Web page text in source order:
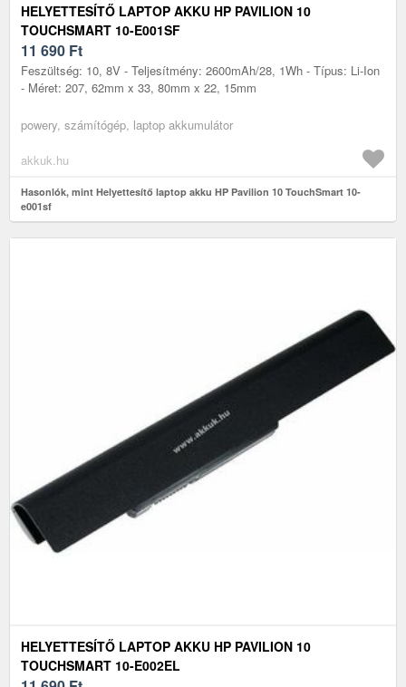
HELYETTESÍTŐ LAPTOP AKKU HP PAVILION 10
TOUCHSMART 10-E001SF
11 690 Ft
Feszültség: 10, 8V - Teljesítmény: 2600mAh/28, 1Wh - Típus: Li-Ion
- Méret: 207, 62mm x 33, 80mm x 22, 15mm
powery, számítógép, laptop akkumulátor
akkuk.hu
Hasonlók, mint Helyettesítő laptop akku HP Pavilion 10 TouchSmart 10-
e001sf
HELYETTESÍTŐ LAPTOP AKKU HP PAVILION 10
TOUCHSMART 10-E002EL